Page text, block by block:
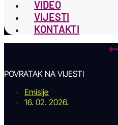
VIDEO
VIJESTI
KONTAKTI
POVRATAK NA VIJESTI
Emisije
16. 02. 2026.